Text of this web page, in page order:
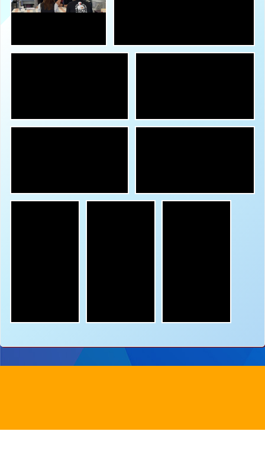
電話：2647 6242 傳真：